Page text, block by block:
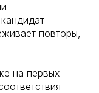
повторы,
на первых